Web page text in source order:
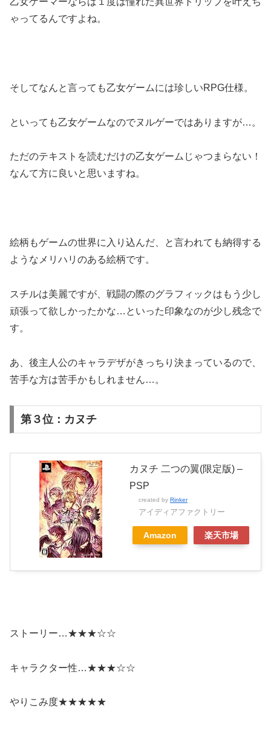
ゃってる んですよね。
そしてなんと言っても乙女ゲームには珍しいRPG仕様。
といっても乙女ゲームなのでヌルゲーではありますが…。
ただのテキストを読むだけの乙女ゲームじゃつまらない！
なんて方に良いと思いますね。
絵柄もゲームの世界に入り込んだ、と言われても納得する
ようなメリハリのある絵柄です。
スチルは美麗ですが、戦闘の際のグラフィックはもう少し
頑張って欲しかったかな…といった印象なのが少し残念で
す。
あ、後主人公のキャラデザがきっちり決まっているので、
苦手な方は苦手かもしれません…。
第３位：カヌチ
カヌチ 二つの翼(限定版) –
PSP
created by Rinker
アイディアファクトリー
Amazon 楽天市場
ストーリー…★★★☆☆
キャラクター性…★★★☆☆
やりこみ度★★★★★